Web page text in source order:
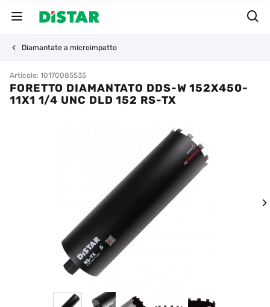
Diamantate a microimpatto
Articolo: 10170085535
FORETTO DIAMANTATO DDS-W 152X450-
11X1 1/4 UNC DLD 152 RS-TX